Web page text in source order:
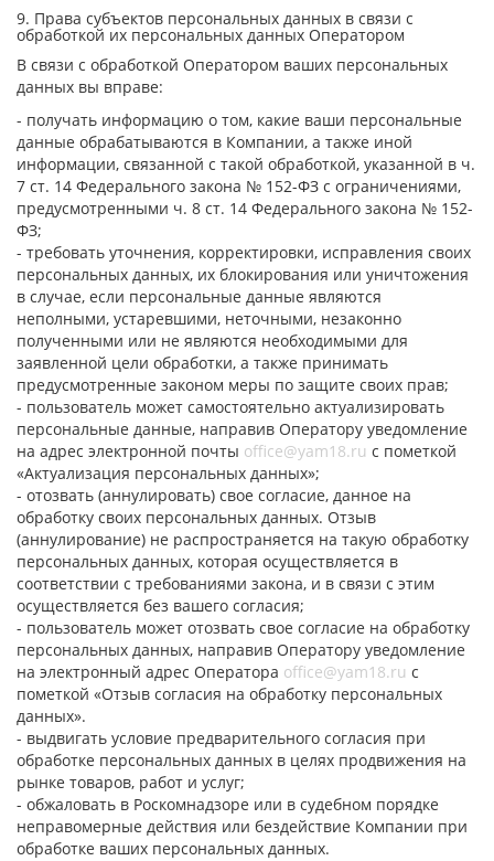
9. Права субъектов персональных данных в связи с
обработкой их персональных данных Оператором
В связи с обработкой Оператором ваших персональных
данных вы вправе:
- получать информацию о том, какие ваши персональные
данные обрабатываются в Компании, а также иной
информации, связанной с такой обработкой, указанной в ч.
7 ст. 14 Федерального закона № 152-ФЗ с ограничениями,
предусмотренными ч. 8 ст. 14 Федерального закона № 152-
ФЗ;
- требовать уточнения, корректировки, исправления своих
персональных данных, их блокирования или уничтожения
в случае, если персональные данные являются
неполными, устаревшими, неточными, незаконно
полученными или не являются необходимыми для
заявленной цели обработки, а также принимать
предусмотренные законом меры по защите своих прав;
- пользователь может самостоятельно актуализировать
персональные данные, направив Оператору уведомление
на адрес электронной почты office@yam18.ru с пометкой
«Актуализация персональных данных»;
- отозвать (аннулировать) свое согласие, данное на
обработку своих персональных данных. Отзыв
(аннулирование) не распространяется на такую обработку
персональных данных, которая осуществляется в
соответствии с требованиями закона, и в связи с этим
осуществляется без вашего согласия;
- пользователь может отозвать свое согласие на обработку
персональных данных, направив Оператору уведомление
на электронный адрес Оператора office@yam18.ru с
пометкой «Отзыв согласия на обработку персональных
данных».
- выдвигать условие предварительного согласия при
обработке персональных данных в целях продвижения на
рынке товаров, работ и услуг;
- обжаловать в Роскомнадзоре или в судебном порядке
неправомерные действия или бездействие Компании при
обработке ваших персональных данных.